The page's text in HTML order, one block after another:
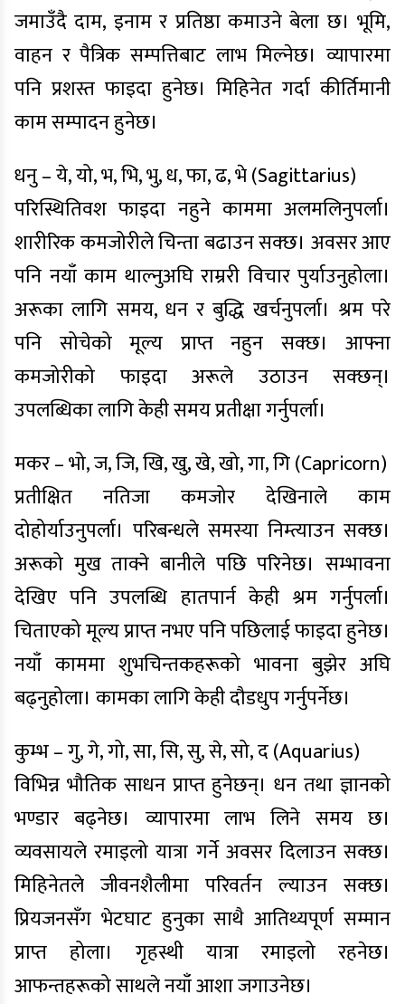
जमाउँदै दाम, इनाम र प्रतिष्ठा कमाउने बेला छ। भूमि,
वाहन र पैत्रिक सम्पत्तिबाट लाभ मिल्नेछ। व्यापारमा
पनि प्रशस्त फाइदा हुनेछ। मिहिनेत गर्दा कीर्तिमानी
काम सम्पादन हुनेछ।
धनु – ये, यो, भ, भि, भु, ध, फा, ढ, भे (Sagittarius)
परिस्थितिवश फाइदा नहुने काममा अलमलिनुपर्ला।
शारीरिक कमजोरीले चिन्ता बढाउन सक्छ। अवसर आए
पनि नयाँ काम थाल्नुअघि राम्ररी विचार पुर्याउनुहोला।
अरूका लागि समय, धन र बुद्धि खर्चनुपर्ला। श्रम परे
पनि सोचेको मूल्य प्राप्त नहुन सक्छ। आफ्ना
कमजोरीको फाइदा अरूले उठाउन सक्छन्।
उपलब्धिका लागि केही समय प्रतीक्षा गर्नुपर्ला।
मकर – भो, ज, जि, खि, खु, खे, खो, गा, गि (Capricorn)
प्रतीक्षित नतिजा कमजोर देखिनाले काम
दोहोर्याउनुपर्ला। परिबन्धले समस्या निम्त्याउन सक्छ।
अरूको मुख ताक्ने बानीले पछि परिनेछ। सम्भावना
देखिए पनि उपलब्धि हातपार्न केही श्रम गर्नुपर्ला।
चिताएको मूल्य प्राप्त नभए पनि पछिलाई फाइदा हुनेछ।
नयाँ काममा शुभचिन्तकहरूको भावना बुझेर अघि
बढ्नुहोला। कामका लागि केही दौडधुप गर्नुपर्नेछ।
कुम्भ – गु, गे, गो, सा, सि, सु, से, सो, द (Aquarius)
विभिन्न भौतिक साधन प्राप्त हुनेछन्। धन तथा ज्ञानको
भण्डार बढ्नेछ। व्यापारमा लाभ लिने समय छ।
व्यवसायले रमाइलो यात्रा गर्ने अवसर दिलाउन सक्छ।
मिहिनेतले जीवनशैलीमा परिवर्तन ल्याउन सक्छ।
प्रियजनसँग भेटघाट हुनुका साथै आतिथ्यपूर्ण सम्मान
प्राप्त होला। गृहस्थी यात्रा रमाइलो रहनेछ।
आफन्तहरूको साथले नयाँ आशा जगाउनेछ।